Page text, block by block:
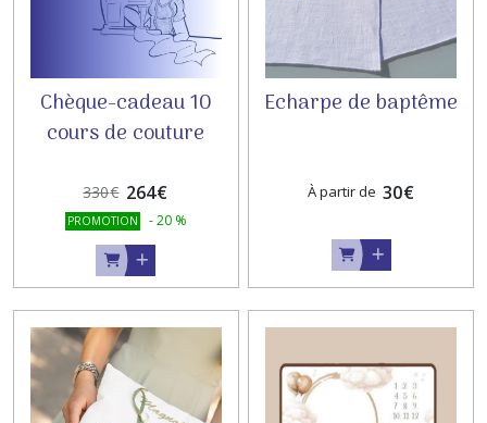
Chèque-cadeau 10
cours de couture
330€ 264€
PROMOTION -20 %
Echarpe de baptême
À partir de 30€